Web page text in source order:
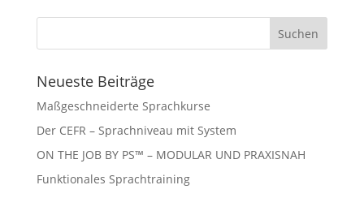
Neueste Beiträge
Maßgeschneiderte Sprachkurse
Der CEFR – Sprachniveau mit System
ON THE JOB BY PS™ – MODULAR UND PRAXISNAH
Funktionales Sprachtraining